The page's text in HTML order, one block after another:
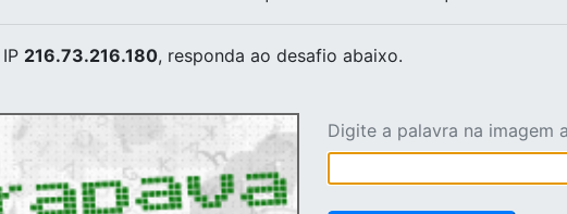
216.73.216.180, responda ao desafio abaixo.
Digite a palavra na imagem